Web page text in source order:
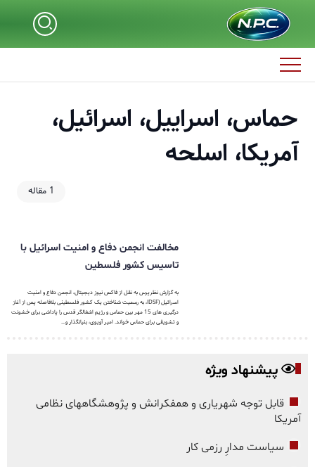
حماس، اسراییل، اسرائیل،
آمریکا، اسلحه
1 مقاله
مخالفت انجمن دفاع و امنیت اسرائیل با
تاسیس کشور فلسطین
به گزارش نظرپرس به نقل از فاکس نیوز دیجیتال، انجمن دفاع و امنیت
اسرائیل (IDSF، به رسمیت شناختن یک کشور فلسطینی بلافاصله پس از آغاز
درگیری های 15 مهر بین حماس و رژیم اشغالگر قدس را پاداشی برای خشونت
و تشویقی برای حماس خواند. امیر آویوی، بنیانگذار و...
پیشنهاد ویژه
قابل توجه شهریاری و همفکرانش و پژوهشگاههای نظامی
آمریکا
سیاست مدارِ رزمی کار